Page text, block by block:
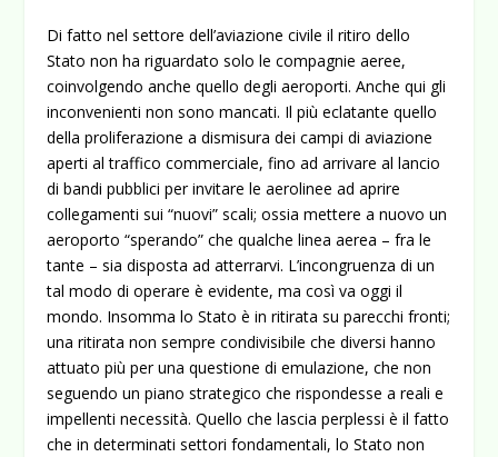
Di fatto nel settore dell’aviazione civile il ritiro dello
Stato non ha riguardato solo le compagnie aeree,
coinvolgendo anche quello degli aeroporti. Anche qui gli
inconvenienti non sono mancati. Il più eclatante quello
della proliferazione a dismisura dei campi di aviazione
aperti al traffico commerciale, fino ad arrivare al lancio
di bandi pubblici per invitare le aerolinee ad aprire
collegamenti sui “nuovi” scali; ossia mettere a nuovo un
aeroporto “sperando” che qualche linea aerea – fra le
tante – sia disposta ad atterrarvi. L’incongruenza di un
tal modo di operare è evidente, ma così va oggi il
mondo. Insomma lo Stato è in ritirata su parecchi fronti;
una ritirata non sempre condivisibile che diversi hanno
attuato più per una questione di emulazione, che non
seguendo un piano strategico che rispondesse a reali e
impellenti necessità. Quello che lascia perplessi è il fatto
che in determinati settori fondamentali, lo Stato non